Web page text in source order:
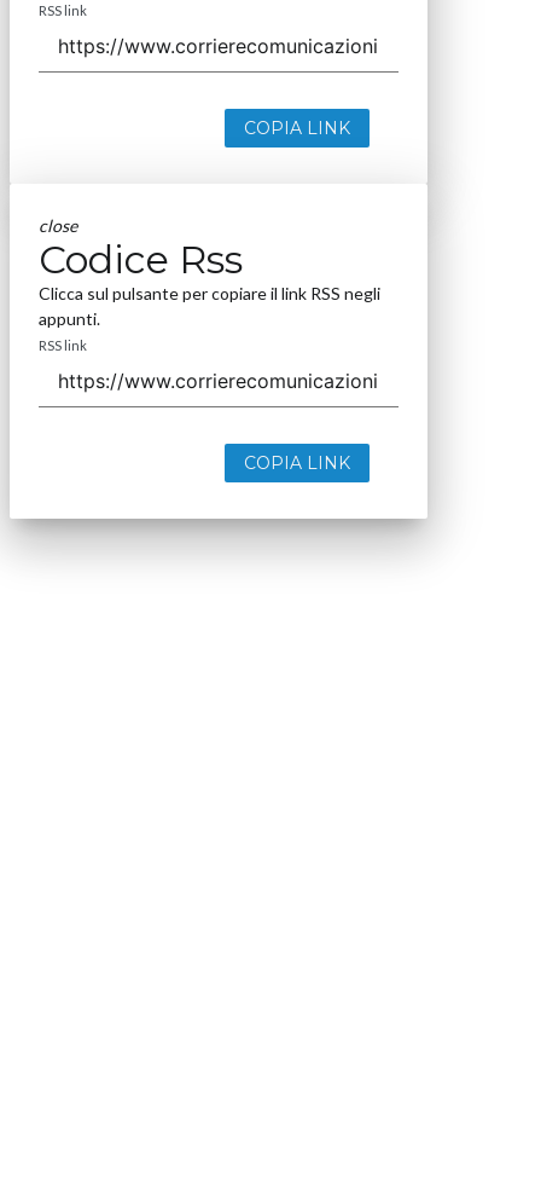
RSS link
COPIA LINK
close
Codice Rss
Clicca sul pulsante per copiare il link RSS negli
appunti.
RSS link
COPIA LINK